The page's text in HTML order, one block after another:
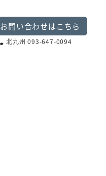
お問い合わせはこちら
北九州 093-647-0094